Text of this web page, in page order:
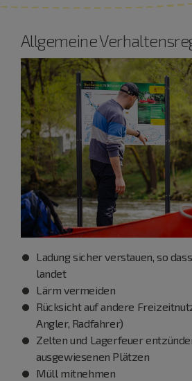
Allgemeine
Ladung sicher verstauen, so
landet
Lärm vermeiden
Rücksicht auf andere
Angler, Radfahrer)
Zelten und Lagerfeuer
ausgewiesenen Plätzen
Müll mitnehmen